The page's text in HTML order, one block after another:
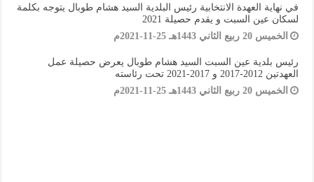
في نهاية العهدة الانتخابية رئيس البلدية السيد هشام طوبال يتوجه بكلمة
لسكان عين السبت و يقدم حصيلة 2021
الخميس 20 ربيع الثاني 1443هـ 25-11-2021م
رئيس بلدية عين السبت السيد هشام طوبال يعرض حصيلة عمل
العهدتين 2012-2017 و 2017-2021 تحت رئاسته
الخميس 20 ربيع الثاني 1443هـ 25-11-2021م